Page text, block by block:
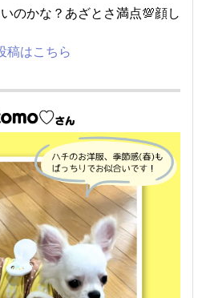
のかな？あざとさ満点💯顔し
稿はこちら